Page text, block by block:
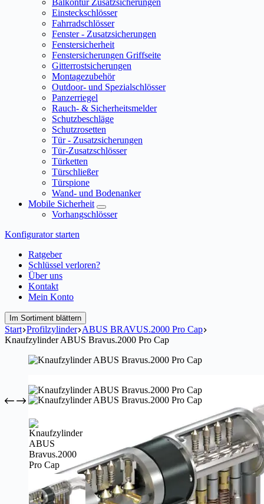
Balkontür Zusatzsicherungen
Einsteckschlösser
Fahrradschlösser
Fenster - Zusatzsicherungen
Fenstersicherheit
Fenstersicherungen Griffseite
Gitterrostsicherungen
Montagezubehör
Outdoor- und Spezialschlösser
Panzerriegel
Rauch- & Sicherheitsmelder
Schutzbeschläge
Schutzrosetten
Tür - Zusatzsicherungen
Tür-Zusatzschlösser
Türketten
Türschließer
Türspione
Wand- und Bodenanker
Mobile Sicherheit
Vorhangschlösser
Konfigurator starten
Ratgeber
Schlüssel verloren?
Über uns
Kontakt
Mein Konto
Im Sortiment blättern
Start Profilzylinder ABUS BRAVUS.2000 Pro Cap
Knaufzylinder ABUS Bravus.2000 Pro Cap